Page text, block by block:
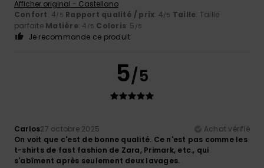
Afficher original - Castellano
Confort: 4/5 Rapport qualité / prix: 4/5 Taille: Taille
parfaite Matière: 4 /5 Coloris: 5 /5
Je recommande ce produit
5/5
Carlos27 octobre 2025
Achat vérifié
On voit que c'est de bonne qualité. Ce n'est pas comme les
t-shirts de fast fashion de Zara, Primark, etc., qui
s'abîment après seulement deux lavages.